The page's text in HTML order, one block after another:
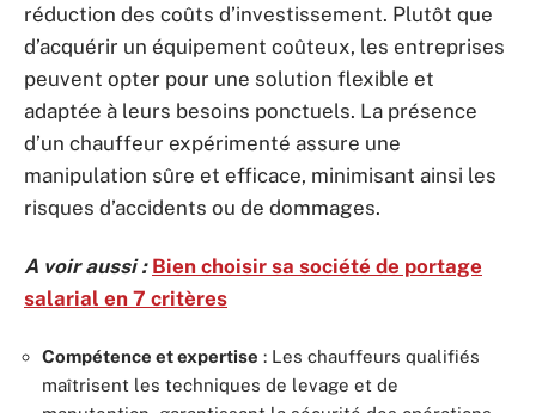
réduction des coûts d’investissement. Plutôt que
d’acquérir un équipement coûteux, les entreprises
peuvent opter pour une solution flexible et
adaptée à leurs besoins ponctuels. La présence
d’un chauffeur expérimenté assure une
manipulation sûre et efficace, minimisant ainsi les
risques d’accidents ou de dommages.
A voir aussi : Bien choisir sa société de portage
salarial en 7 critères
Compétence et expertise : Les chauffeurs qualifiés
maîtrisent les techniques de levage et de